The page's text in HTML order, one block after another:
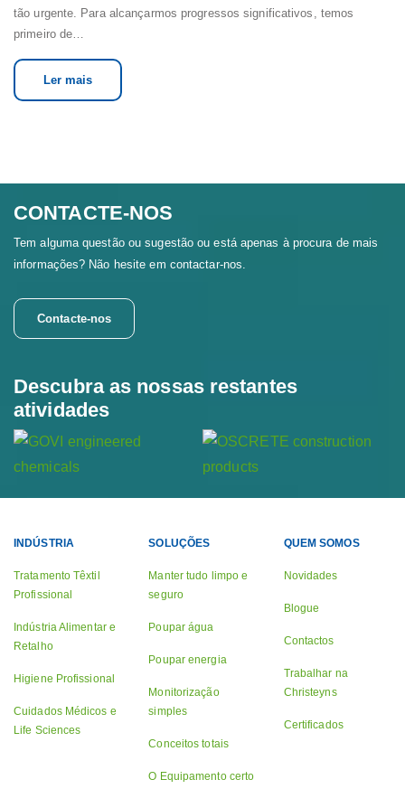
tão urgente. Para alcançarmos progressos significativos, temos
primeiro de…
Ler mais
CONTACTE-NOS
Tem alguma questão ou sugestão ou está apenas à procura de mais
informações? Não hesite em contactar-nos.
Contacte-nos
Descubra as nossas restantes
atividades
INDÚSTRIA
Tratamento Têxtil
Profissional
Indústria Alimentar e
Retalho
Higiene Profissional
Cuidados Médicos e
Life Sciences
SOLUÇÕES
Manter tudo limpo e
seguro
Poupar água
Poupar energia
Monitorização
simples
Conceitos totais
O Equipamento certo
QUEM SOMOS
Novidades
Blogue
Contactos
Trabalhar na
Christeyns
Certificados